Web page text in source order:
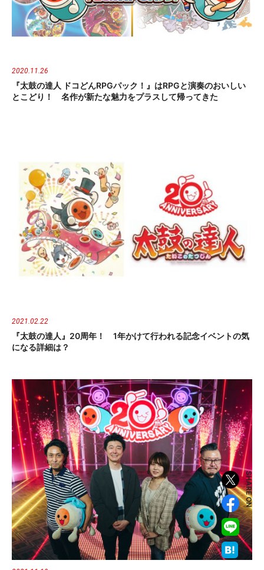
SHARE ON
2020.11.26
『太鼓の達人 ドコどんRPGパック！』はRPGと演奏のおいしい
とこどり！ 名作が新たな魅力をプラスして帰ってきた
2021.02.22
『太鼓の達人』20周年！ 1年かけて行われる記念イベントの気
になる詳細は？